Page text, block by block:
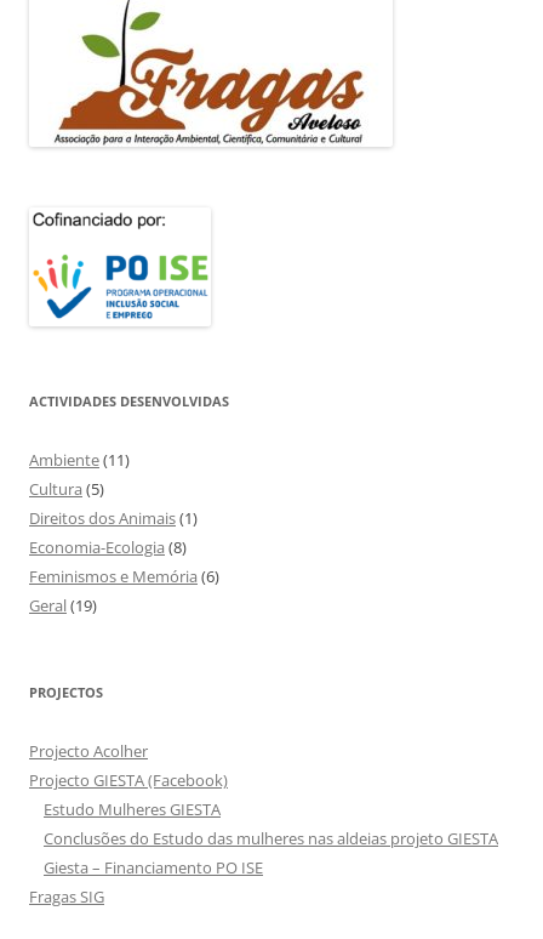
ACTIVIDADES DESENVOLVIDAS
Ambiente(11)
Cultura (5)
Direitos dos Animais(1)
Economia-Ecologia (8)
Feminismos e Memória (6)
Geral(19)
PROJECTOS
Projecto Acolher
Projecto GIESTA (Facebook)
Estudo Mulheres GIESTA
Conclusões do Estudo das mulheres nas aldeias projeto GIESTA
Giesta – Financiamento PO ISE
Fragas SIG